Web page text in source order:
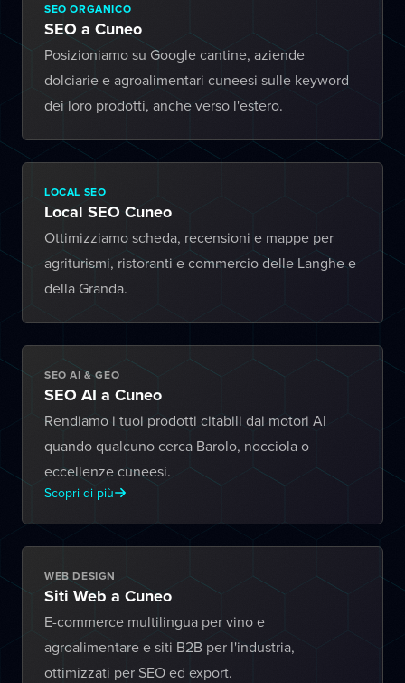
SEO ORGANICO
SEO a Cuneo
Posizioniamo su Google cantine, aziende
dolciarie e agroalimentari cuneesi sulle keyword
dei loro prodotti, anche verso l'estero.
LOCAL SEO
Local SEO Cuneo
Ottimizziamo scheda, recensioni e mappe per
agriturismi, ristoranti e commercio delle Langhe e
della Granda.
SEO AI & GEO
SEO AI a Cuneo
Rendiamo i tuoi prodotti citabili dai motori AI
quando qualcuno cerca Barolo, nocciola o
eccellenze cuneesi.
Scopri di più
WEB DESIGN
Siti Web a Cuneo
E-commerce multilingua per vino e
agroalimentare e siti B2B per l'industria,
ottimizzati per SEO ed export.